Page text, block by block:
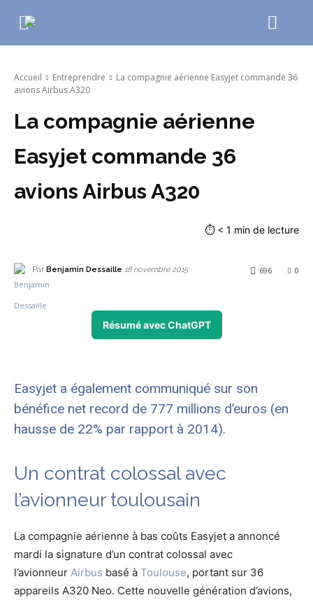
Accueil Entreprendre
La compagnie aérienne Easyjet commande 36
avions Airbus A320
La compagnie aérienne
Easyjet commande 36
avions Airbus A320
⏱ < 1 min de lecture
Par Benjamin Dessaille 18 novembre 2015 0
696
Résumé avec ChatGPT
Easyjet a également communiqué sur son
bénéfice net record de 777 millions d’euros (en
hausse de 22% par rapport à 2014).
Un contrat colossal avec
l’avionneur toulousain
La compagnie aérienne à bas coûts Easyjet a annoncé
mardi la signature d’un contrat colossal avec
l’avionneur Airbus basé à Toulouse, portant sur 36
appareils A320 Neo. Cette nouvelle génération d’avions,